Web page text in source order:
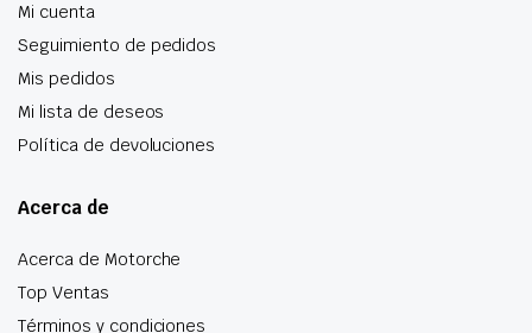
Mi cuenta
Seguimiento de pedidos
Mis pedidos
Mi lista de deseos
Política de devoluciones
Acerca de
Acerca de Motorche
Top Ventas
Términos y condiciones